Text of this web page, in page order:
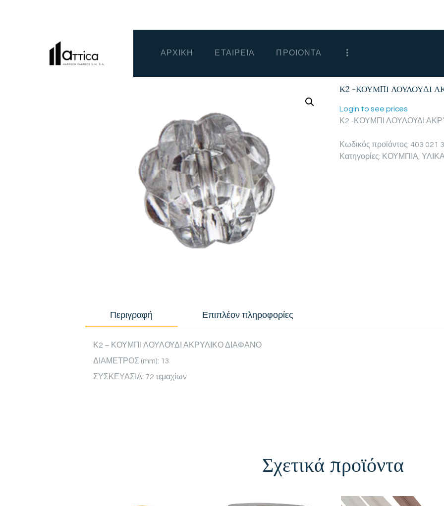
ΑΡΧΙΚΗ ΕΤΑΙΡΕΙΑ ΠΡΟΙΟΝΤΑ
ΕΠΙΚΟΙΝΩΝΙΑ
ΧΟΝΔΡΙΚΗ
Κ2 -ΚΟΥΜΠΙ ΛΟΥΛΟΥΔΙ
Login to see prices
Κ2 -ΚΟΥΜΠΙ ΛΟΥΛΟΥΔΙ
Κωδικός προϊόντος: 403 021
Κατηγορίες: ΚΟΥΜΠΙΑ,
Περιγραφή Επιπλέον πληροφορίες
Κ2 – ΚΟΥΜΠΙ ΛΟΥΛΟΥΔΙ ΑΚΡΥΛΙΚΟ ΔΙΑΦΑΝΟ
ΔΙΑΜΕΤΡΟΣ (mm): 13
ΣΥΣΚΕΥΑΣΙΑ: 72 τεμαχίων
Σχετικά προϊόντα